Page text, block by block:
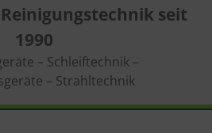
seit
1990
– Schleiftechnik –
– Strahltechnik